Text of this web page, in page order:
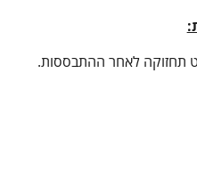
תחזוקה לאחר ההתבססות.